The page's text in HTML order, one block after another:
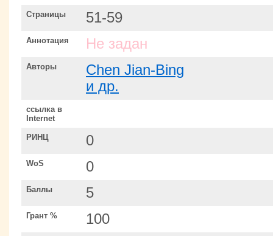
Страницы 51-59
Аннотация Не задан
Авторы
Chen Jian-Bing
и др.
ссылка в
Internet
РИНЦ 0
WoS 0
Баллы 5
Грант % 100